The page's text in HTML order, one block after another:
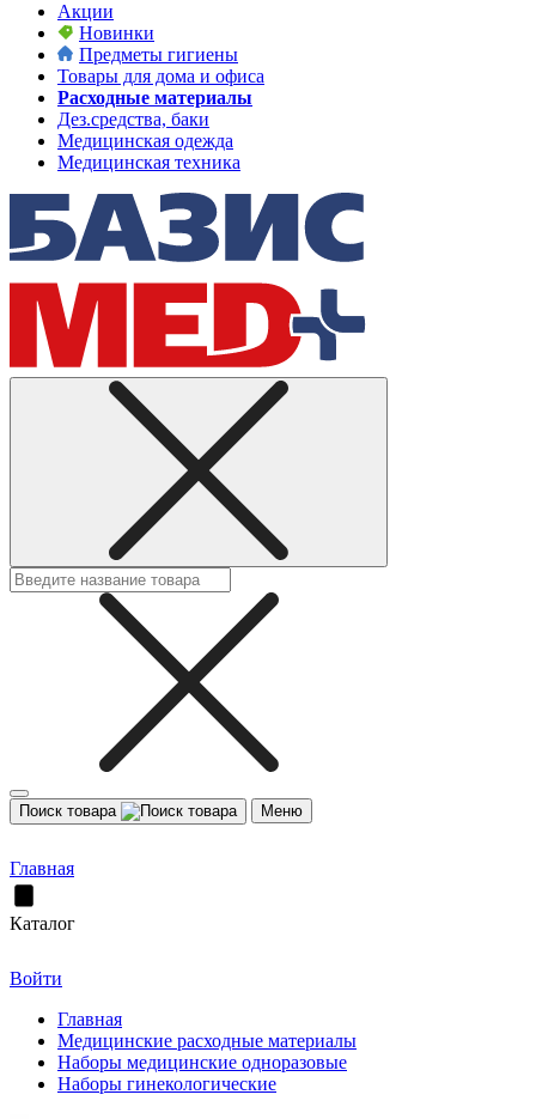
Акции
Новинки
Предметы гигиены
Товары для дома и офиса
Расходные материалы
Дез.средства, баки
Медицинская одежда
Медицинская техника
Поиск товара Меню
Главная
Каталог
Войти
Главная
Медицинские расходные материалы
Наборы медицинские одноразовые
Наборы гинекологические